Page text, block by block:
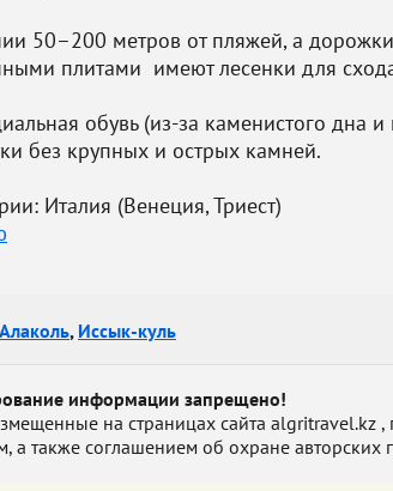
50–200 метров от пляжей, а
плитами имеют лесенки для
обувь (из-за каменистого дна
без крупных и острых камней.
Италия (Венеция, Триест)
Алаколь, Иссык-куль
информации запрещено!
на страницах сайта algritravel.kz
а также соглашением об охране авторских